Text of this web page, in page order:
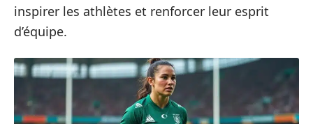
inspirer les athlètes et renforcer leur esprit
d’équipe.